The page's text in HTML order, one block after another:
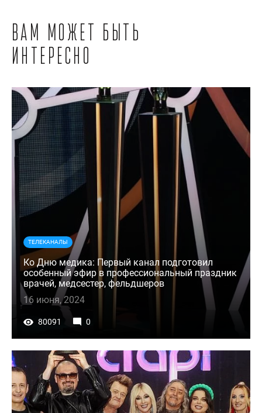
Вам может быть
интересно
ТЕЛЕКАНАЛЫ
Ко Дню медика: Первый канал подготовил
особенный эфир в профессиональный праздник
врачей, медсестер, фельдшеров
16 июня, 2024
80091 0